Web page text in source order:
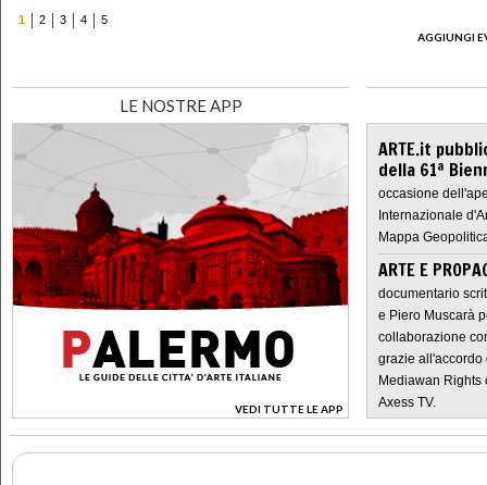
1 2 3 4
5
AGGIUNGI
LE NOSTRE APP
VEDI TUTTE LE APP
>
ARTE.it
della 61ª
occasione
Internazionale
Mappa
ARTE E
documentario
e Piero Muscarà
collaborazione
grazie all'accordo
Mediawan Rights
Axess TV.